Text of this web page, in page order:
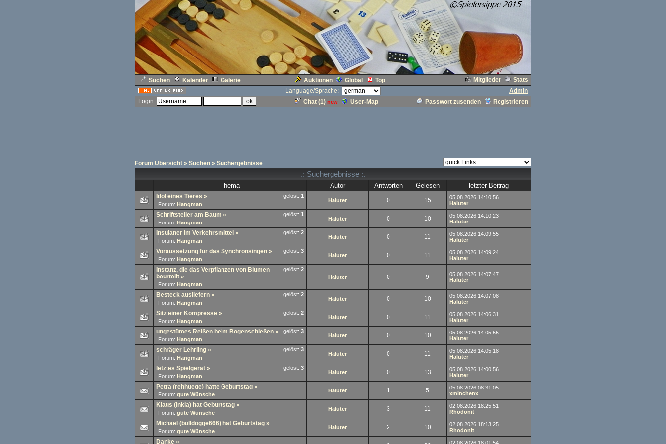
Suchen Kalender Galerie Auktionen Global Top Mitglieder
Stats
Language/Sprache:
Admin
Login:
Chat (1) new User-Map Passwort zusenden Registrieren
Forum Übersicht » Suchen » Suchergebnisse
.: Suchergebnisse :.
Thema Autor Antworten Gelesen letzter Beitrag
gelöst: 1
Idol eines Tieres »
Forum: Hangman
Haluter 0 15
05.08.2026 14:10:56
Haluter
gelöst: 1
Schriftsteller am Baum »
Forum: Hangman
Haluter 0 10
05.08.2026 14:10:23
Haluter
gelöst: 2
Insulaner im Verkehrsmittel »
Forum: Hangman
Haluter 0 11
05.08.2026 14:09:55
Haluter
gelöst: 3
Voraussetzung für das Synchronsingen »
Forum: Hangman
Haluter 0 11
05.08.2026 14:09:24
Haluter
gelöst: 2
Instanz, die das Verpflanzen von Blumen
beurteilt »
Forum: Hangman
Haluter 0 9
05.08.2026 14:07:47
Haluter
gelöst: 2
Besteck ausliefern »
Forum: Hangman
Haluter 0 10
05.08.2026 14:07:08
Haluter
gelöst: 2
Sitz einer Kompresse »
Forum: Hangman
Haluter 0 11
05.08.2026 14:06:31
Haluter
gelöst: 3
ungestümes Reißen beim Bogenschießen »
Forum: Hangman
Haluter 0 10
05.08.2026 14:05:55
Haluter
gelöst: 3
schräger Lehrling »
Forum: Hangman
Haluter 0 11
05.08.2026 14:05:18
Haluter
gelöst: 3
letztes Spielgerät »
Forum: Hangman
Haluter 0 13
05.08.2026 14:00:56
Haluter
Petra (rehhuege) hatte Geburtstag »
Forum: gute Wünsche
Haluter 1 5
05.08.2026 08:31:05
xminchenx
Klaus (inkla) hat Geburtstag »
Forum: gute Wünsche
Haluter 3 11
02.08.2026 18:25:51
Rhodonit
Michael (bulldogge666) hat Geburtstag »
Forum: gute Wünsche
Haluter 2 10
02.08.2026 18:13:25
Rhodonit
Danke » 02.08.2026 18:01:54